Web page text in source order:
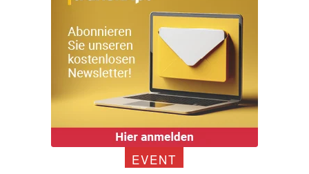
EVENT